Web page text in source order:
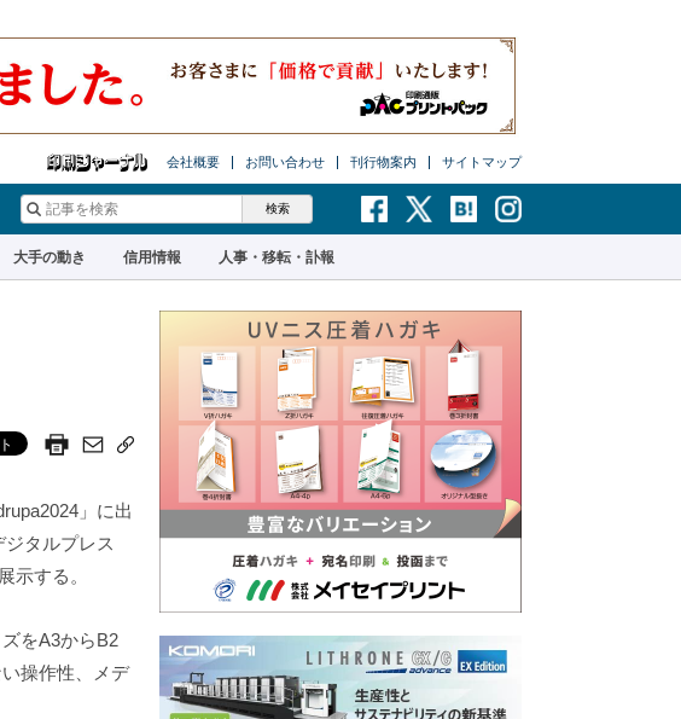
会社概要 お問い合わせ 刊行物案内 サイトマップ
大手の動き 信用情報 人事・移転・訃報
」に出
タルプレス
示する。
をA3からB2
操作性、メデ